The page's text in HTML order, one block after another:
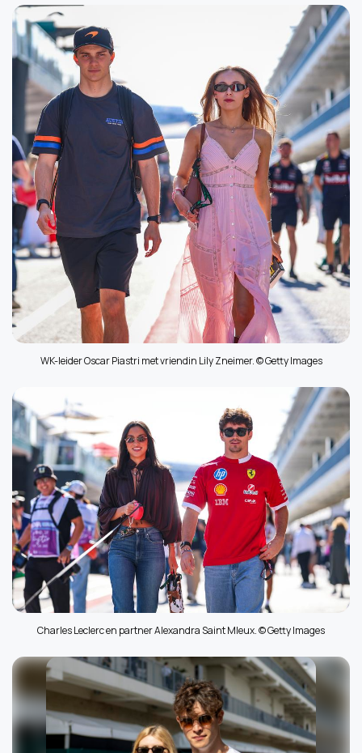
WK-leider Oscar Piastri met vriendin Lily Zneimer. © Getty Images
Charles Leclerc en partner Alexandra Saint Mleux. © Getty Images